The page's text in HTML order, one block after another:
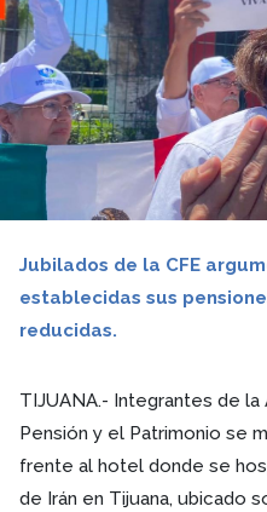
Jubilados de la CFE
establecidas sus
reducidas.
TIJUANA.- Integrantes de la
Pensión y el Patrimonio se
frente al hotel donde se
de Irán en Tijuana, ubicado